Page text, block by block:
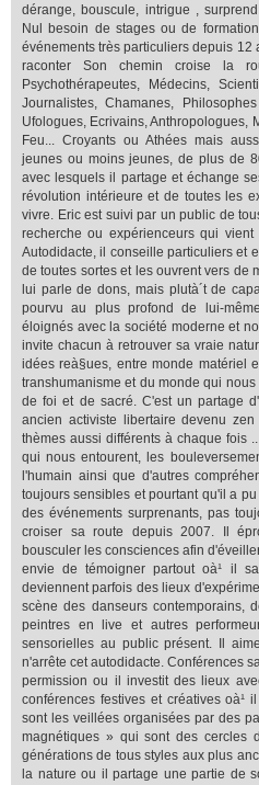
dérange, bouscule, intrigue ,
Nul besoin de stages ou de
événements très particuliers depuis
raconter Son chemin croise la
Psychothérapeutes, Médecins,
Journalistes, Chamanes,
Ufologues, Ecrivains, Anthropologues,
Feu... Croyants ou Athées mais
jeunes ou moins jeunes, de plus de
avec lesquels il partage et échange
révolution intérieure et de toutes les
vivre. Eric est suivi par un public de
recherche ou expérienceurs qui vient
Autodidacte, il conseille particuliers et
de toutes sortes et les ouvrent vers de
lui parle de dons, mais plutà´t de
pourvu au plus profond de lui-
éloignés avec la société moderne et
invite chacun à retrouver sa vraie
idées reà§ues, entre monde matériel
transhumanisme et du monde qui
de foi et de sacré. C'est un partage
ancien activiste libertaire devenu
thèmes aussi différents à chaque fois
qui nous entourent, les
l'humain ainsi que d'autres
toujours sensibles et pourtant qu'il a
des événements surprenants, pas
croiser sa route depuis 2007. Il
bousculer les consciences afin
envie de témoigner partout oà¹ il
deviennent parfois des lieux
scène des danseurs contemporains,
peintres en live et autres
sensorielles au public présent. Il
n'arrête cet autodidacte. Conférences
permission ou il investit des lieux
conférences festives et créatives oà¹
sont les veillées organisées par des
magnétiques » qui sont des cercles
générations de tous styles aux plus
la nature ou il partage une partie de